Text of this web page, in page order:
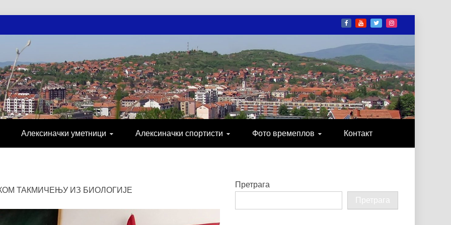
НОВОСТИ
СПОРТ, ПОСЛОВНИ ИМЕНИК, ХРОНИКА, ЗАБАВА…
Алексиначки уметници Алексиначки спортисти Фото времеплов Контакт
ТАКМИЧЕЊУ ИЗ БИОЛОГИЈЕ
Претрага
Претрага